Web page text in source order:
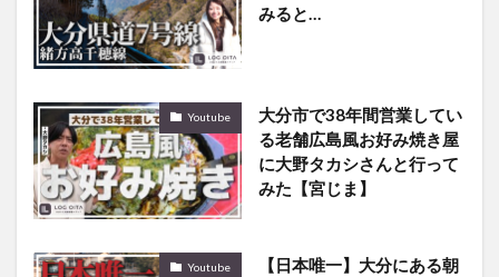
みると…
Youtube
大分市で38年間営業してい
る老舗広島風お好み焼き屋
に大野タカシさんと行って
みた【宮じま】
Youtube
【日本唯一】大分にある朝